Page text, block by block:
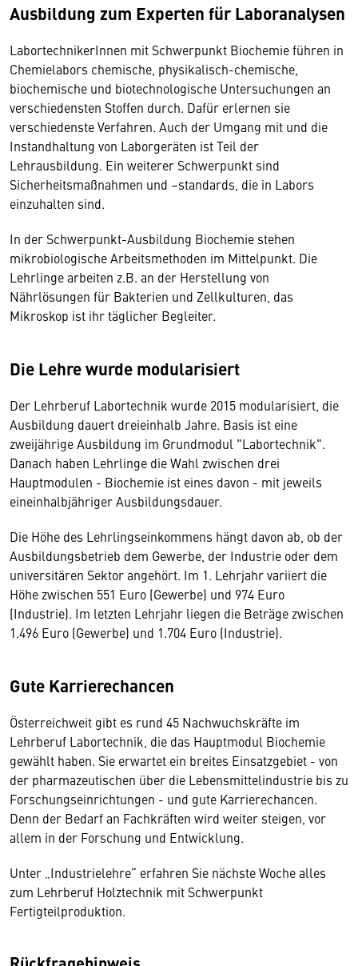
Ausbildung zum Experten für Laboranalysen
LabortechnikerInnen mit Schwerpunkt Biochemie führen in
Chemielabors chemische, physikalisch-chemische,
biochemische und biotechnologische Untersuchungen an
verschiedensten Stoffen durch. Dafür erlernen sie
verschiedenste Verfahren. Auch der Umgang mit und die
Instandhaltung von Laborgeräten ist Teil der
Lehrausbildung. Ein weiterer Schwerpunkt sind
Sicherheitsmaßnahmen und –standards, die in Labors
einzuhalten sind.
In der Schwerpunkt-Ausbildung Biochemie stehen
mikrobiologische Arbeitsmethoden im Mittelpunkt. Die
Lehrlinge arbeiten z.B. an der Herstellung von
Nährlösungen für Bakterien und Zellkulturen, das
Mikroskop ist ihr täglicher Begleiter.
Die Lehre wurde modularisiert
Der Lehrberuf Labortechnik wurde 2015 modularisiert, die
Ausbildung dauert dreieinhalb Jahre. Basis ist eine
zweijährige Ausbildung im Grundmodul "Labortechnik".
Danach haben Lehrlinge die Wahl zwischen drei
Hauptmodulen - Biochemie ist eines davon - mit jeweils
eineinhalbjähriger Ausbildungsdauer.
Die Höhe des Lehrlingseinkommens hängt davon ab, ob der
Ausbildungsbetrieb dem Gewerbe, der Industrie oder dem
universitären Sektor angehört. Im 1. Lehrjahr variiert die
Höhe zwischen 551 Euro (Gewerbe) und 974 Euro
(Industrie). Im letzten Lehrjahr liegen die Beträge zwischen
1.496 Euro (Gewerbe) und 1.704 Euro (Industrie).
Gute Karrierechancen
Österreichweit gibt es rund 45 Nachwuchskräfte im
Lehrberuf Labortechnik, die das Hauptmodul Biochemie
gewählt haben. Sie erwartet ein breites Einsatzgebiet - von
der pharmazeutischen über die Lebensmittelindustrie bis zu
Forschungseinrichtungen - und gute Karrierechancen.
Denn der Bedarf an Fachkräften wird weiter steigen, vor
allem in der Forschung und Entwicklung.
Unter „Industrielehre“ erfahren Sie nächste Woche alles
zum Lehrberuf Holztechnik mit Schwerpunkt
Fertigteilproduktion.